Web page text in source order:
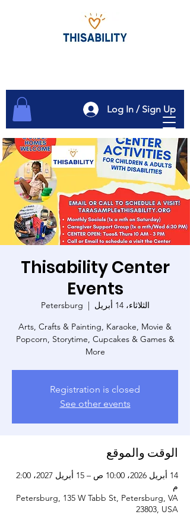
Log In / Sign Up
Thisability Center
Events
الثلاثاء، 14 أبريل
  |
Petersburg
Arts, Crafts & Painting, Karaoke, Movie &
Popcorn, Storytime, Cupcakes & Games &
More
Registration is closed
See other events
الوقت والموقع
14 أبريل 2026، 10:00 ص – 15 أبريل 2027، 2:00
م
Petersburg, 135 W Tabb St, Petersburg, VA
23803, USA